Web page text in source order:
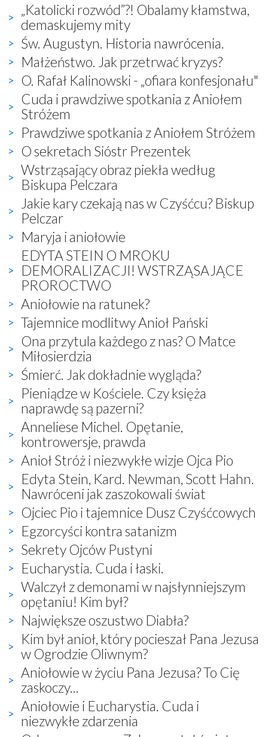
„Katolicki rozwód”?! Obalamy kłamstwa,
demaskujemy mity
Św. Augustyn. Historia nawrócenia.
Małżeństwo. Jak przetrwać kryzys?
O. Rafał Kalinowski - „ofiara konfesjonału"
Cuda i prawdziwe spotkania z Aniołem
Stróżem
Prawdziwe spotkania z Aniołem Stróżem
O sekretach Sióstr Prezentek
Wstrząsający obraz piekła według
Biskupa Pelczara
Jakie kary czekają nas w Czyśćcu? Biskup
Pelczar
Maryja i aniołowie
EDYTA STEIN O MROKU
DEMORALIZACJI! WSTRZĄSAJĄCE
PROROCTWO
Aniołowie na ratunek?
Tajemnice modlitwy Anioł Pański
Ona przytula każdego z nas? O Matce
Miłosierdzia
Śmierć. Jak dokładnie wygląda?
Pieniądze w Kościele. Czy księża
naprawdę są pazerni?
Anneliese Michel. Opętanie,
kontrowersje, prawda
Anioł Stróż i niezwykłe wizje Ojca Pio
Edyta Stein, Kard. Newman, Scott Hahn.
Nawróceni jak zaszokowali świat
Ojciec Pio i tajemnice Dusz Czyśćcowych
Egzorcyści kontra satanizm
Sekrety Ojców Pustyni
Eucharystia. Cuda i łaski.
Walczył z demonami w najsłynniejszym
opętaniu! Kim był?
Największe oszustwo Diabła?
Kim był anioł, który pocieszał Pana Jezusa
w Ogrodzie Oliwnym?
Aniołowie w życiu Pana Jezusa? To Cię
zaskoczy...
Aniołowie i Eucharystia. Cuda i
niezwykłe zdarzenia